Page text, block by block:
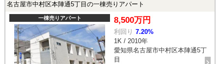
名古屋市中村区本陣通5丁目の一棟売りアパート
一棟売りアパート 8,500万円
利回り 7.20%
1K / 2010年
愛知県名古屋市中村区本陣通5丁
目